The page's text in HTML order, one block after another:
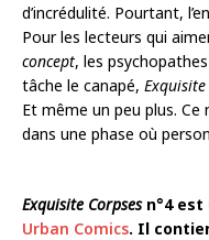
d’incrédulité. Pourtant,
Pour les lecteurs qui
concept, les
tâche le canapé,
Et même un peu plus.
dans une phase où
Exquisite Corpsesn°4 est
Urban Comics. Il